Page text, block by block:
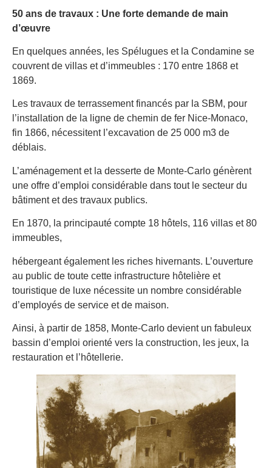
50 ans de travaux : Une forte demande de main
d’œuvre
En quelques années, les Spélugues et la Condamine se
couvrent de villas et d’immeubles : 170 entre 1868 et
1869.
Les travaux de terrassement financés par la SBM, pour
l’installation de la ligne de chemin de fer Nice-Monaco,
fin 1866, nécessitent l’excavation de 25 000 m3 de
déblais.
L’aménagement et la desserte de Monte-Carlo génèrent
une offre d’emploi considérable dans tout le secteur du
bâtiment et des travaux publics.
En 1870, la principauté compte 18 hôtels, 116 villas et 80
immeubles,
hébergeant également les riches hivernants. L’ouverture
au public de toute cette infrastructure hôtelière et
touristique de luxe nécessite un nombre considérable
d’employés de service et de maison.
Ainsi, à partir de 1858, Monte-Carlo devient un fabuleux
bassin d’emploi orienté vers la construction, les jeux, la
restauration et l’hôtellerie.